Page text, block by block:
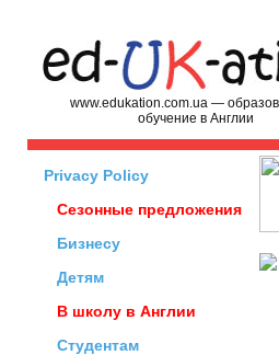
www.edukation.com.ua —
обучение в Англии
Privacy Policy
Сезонные предложения
Бизнесу
Детям
В школу в Англии
Студентам